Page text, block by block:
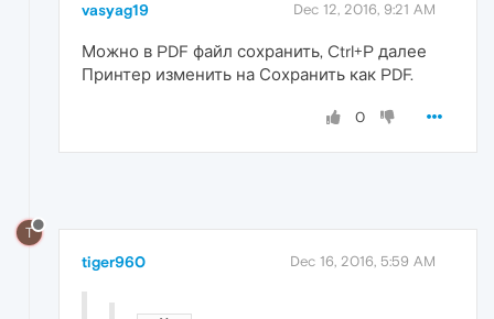
vasyag19 Dec 12, 2016, 9:21 AM
Можно в PDF файл сохранить, Ctrl+P далее
Принтер изменить на Сохранить как PDF.
0
T
tiger960 Dec 16, 2016, 5:59 AM